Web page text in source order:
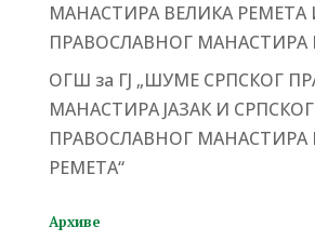
МАНАСТИРА ВЕЛИКА РЕМЕТА
ПРАВОСЛАВНОГ МАНАСТИРА
ОГШ за ГЈ „ШУМЕ СРПСКОГ
МАНАСТИРА ЈАЗАК И СРПСКОГ
ПРАВОСЛАВНОГ МАНАСТИРА
РЕМЕТА“
Архиве